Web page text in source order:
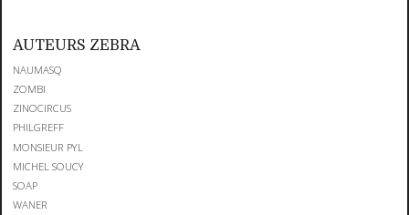
AUTEURS ZEBRA
NAUMASQ
ZOMBI
ZINOCIRCUS
PHILGREFF
MONSIEUR PYL
MICHEL SOUCY
SOAP
WANER